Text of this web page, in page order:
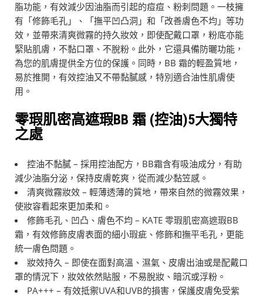
脂功能，有效減少因油脂而引起的痘痘、粉刺問題。一枝擁
有「修飾毛孔」、「撫平凹凸洞」和「改善膚色不均」等功
效，並帶來清爽微霧的持久妝效，即使配戴口罩，粉底亦能
緊貼肌膚，不黏口罩、不脫粉。此外，它還具備防曬功能，
為您的肌膚提供全方位的保護。同時，BB 霜的輕盈質地，
易於推開，有效控油又不帶黏膩感，特別適合油性肌膚使
用。
零瑕肌密高遮瑕BB 霜 (控油)5大獨特
之處
控油不黏膩 – 採用控油配方，BB霜含有吸油成分，有助
減少油脂分泌，保持皮膚乾爽，從而減少黏笠感。
清爽微霧妝效 – 輕薄透薄的質地，帶來自然的微霧效果，
使妝容看起來更加柔和。
修飾毛孔、凹凸、膚色不均 – KATE 零瑕肌密高遮瑕BB
霜，有效修飾皮膚表面的細小瑕疵、修飾和撫平毛孔，更能
統一膚色問題。
妝效持久 – 即使在面對高溫、濕氣、皮膚出油或是配戴口
罩的情況下，妝效依然貼服，不易脫妝、暗沉或浮粉。
PA+++ – 有效抵禦UVA和UVB的損害，保護皮膚免受紫